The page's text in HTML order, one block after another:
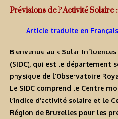
Prévisions de l’Activité
Article traduite en
Bienvenue au « Solar
(SIDC), qui est le département
physique de l’Observatoire
Le SIDC comprend le Centre
l’indice d’activité solaire et le
Région de Bruxelles pour les